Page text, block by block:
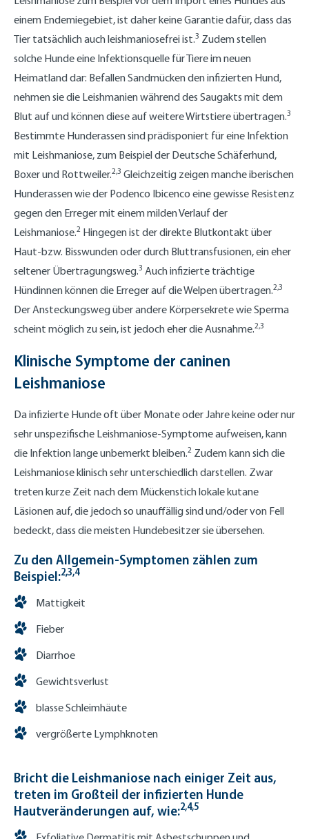
einem Endemiegebiet, ist daher keine Garantie dafür, dass das
Tier tatsächlich auch leishmaniosefrei ist.3 Zudem stellen
solche Hunde eine Infektionsquelle für Tiere im neuen
Heimatland dar: Befallen Sandmücken den infizierten Hund,
nehmen sie die Leishmanien während des Saugakts mit dem
Blut auf und können diese auf weitere Wirtstiere übertragen.3
Bestimmte Hunderassen sind prädisponiert für eine Infektion
mit Leishmaniose, zum Beispiel der Deutsche Schäferhund,
Boxer und Rottweiler.2,3 Gleichzeitig zeigen manche iberischen
Hunderassen wie der Podenco Ibicenco eine gewisse Resistenz
gegen den Erreger mit einem milden Verlauf der
Leishmaniose.2 Hingegen ist der direkte Blutkontakt über
Haut-bzw. Bisswunden oder durch Bluttransfusionen, ein eher
seltener Übertragungsweg.3 Auch infizierte trächtige
Hündinnen können die Erreger auf die Welpen übertragen.2,3
Der Ansteckungsweg über andere Körpersekrete wie Sperma
scheint möglich zu sein, ist jedoch eher die Ausnahme.2,3
Klinische Symptome der caninen
Leishmaniose
Da infizierte Hunde oft über Monate oder Jahre keine oder nur
sehr unspezifische Leishmaniose-Symptome aufweisen, kann
die Infektion lange unbemerkt bleiben.2 Zudem kann sich die
Leishmaniose klinisch sehr unterschiedlich darstellen. Zwar
treten kurze Zeit nach dem Mückenstich lokale kutane
Läsionen auf, die jedoch so unauffällig sind und/oder von Fell
bedeckt, dass die meisten Hundebesitzer sie übersehen.
Zu den Allgemein-Symptomen zählen zum
Beispiel:2,3,4
Mattigkeit
Fieber
Diarrhoe
Gewichtsverlust
blasse Schleimhäute
vergrößerte Lymphknoten
Bricht die Leishmaniose nach einiger Zeit aus,
treten im Großteil der infizierten Hunde
Hautveränderungen auf, wie:2,4,5